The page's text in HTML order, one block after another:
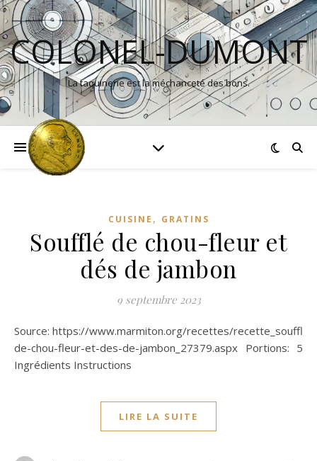
COLONEL-DUMONT
La taquinerie est la méchanceté des bons.
CUISINE , GRATINS
Soufflé de chou-fleur et
dés de jambon
9 septembre 2023
Source: https://www.marmiton.org/recettes/recette_souffle-
de-chou-fleur-et-des-de-jambon_27379.aspx Portions: 5
Ingrédients Instructions
LIRE LA SUITE